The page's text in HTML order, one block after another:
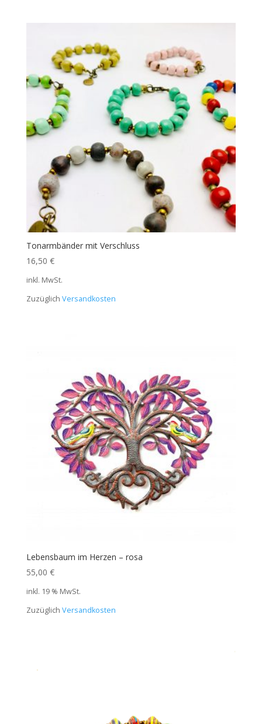
Tonarmbänder mit Verschluss
16,50 €
inkl. MwSt.
Zuzüglich Versandkosten
Lebensbaum im Herzen – rosa
55,00 €
inkl. 19 % MwSt.
Zuzüglich Versandkosten